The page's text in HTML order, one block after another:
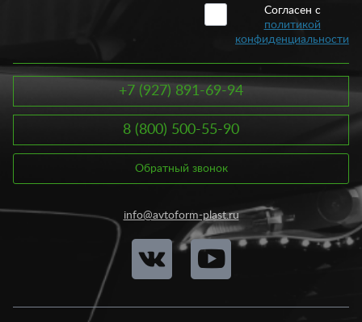
Согласен с
политикой
конфиденциальности
+7 (927) 891-69-94
8 (800) 500-55-90
Обратный звонок
info@avtoform-plast.ru